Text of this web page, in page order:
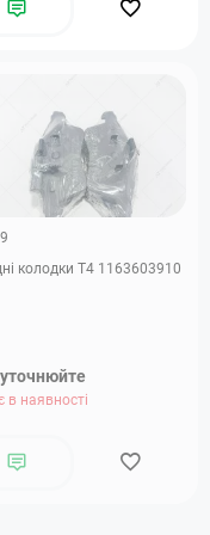
колодки Т4 1163603910
в наявності